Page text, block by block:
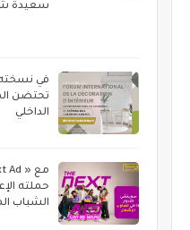
سعيدة
في نسخته
تحتضن
الداخلي
حملته
الشباب